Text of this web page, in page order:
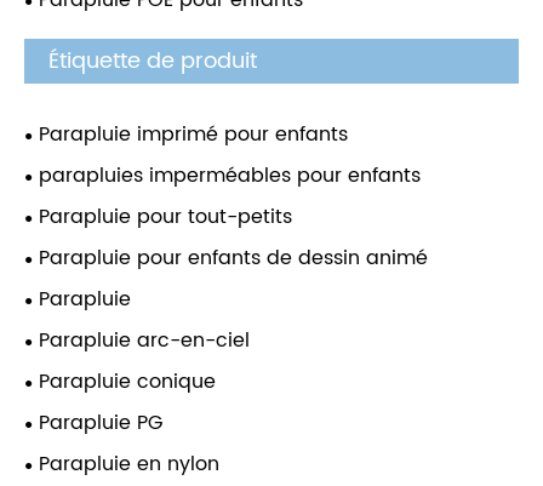
Étiquette de produit
Parapluie imprimé pour enfants
parapluies imperméables pour enfants
Parapluie pour tout-petits
Parapluie pour enfants de dessin animé
Parapluie
Parapluie arc-en-ciel
Parapluie conique
Parapluie PG
Parapluie en nylon